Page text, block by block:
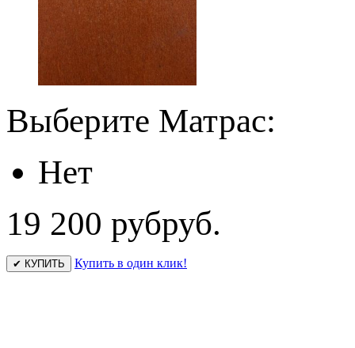
Выберите Матрас:
Нет
19 200 рубруб.
✔ КУПИТЬ Купить в один клик!